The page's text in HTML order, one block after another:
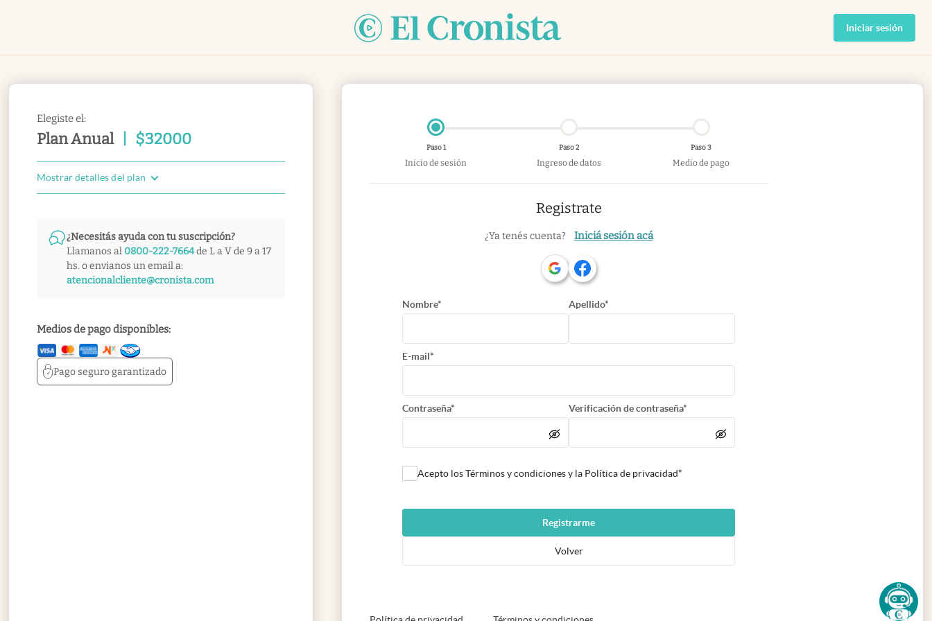
Iniciar sesión
Elegiste el:
Plan Anual $32000
Mostrar detalles del plan
¿Necesitás ayuda con tu suscripción?
Llamanos al 0800-222-7664de L a V de 9 a 17
hs. o envianos un email a:
atencionalcliente@cronista.com
Medios de pago disponibles:
Pago segurogarantizado
Paso 1
Inicio de sesión
Paso 2
Ingreso de datos
Paso 3
Medio de pago
Registrate
¿Ya tenés cuenta? Iniciá sesión acá
Nombre* Apellido*
E-mail*
Contraseña* Verificación de contraseña*
Acepto los Términos y condiciones y la Política de privacidad*
Registrarme
Volver